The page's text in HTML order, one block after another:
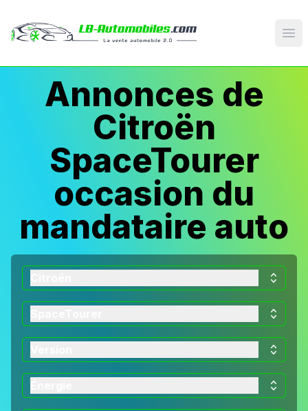
Annonces de
Citroën
SpaceTourer
occasion du
mandataire auto